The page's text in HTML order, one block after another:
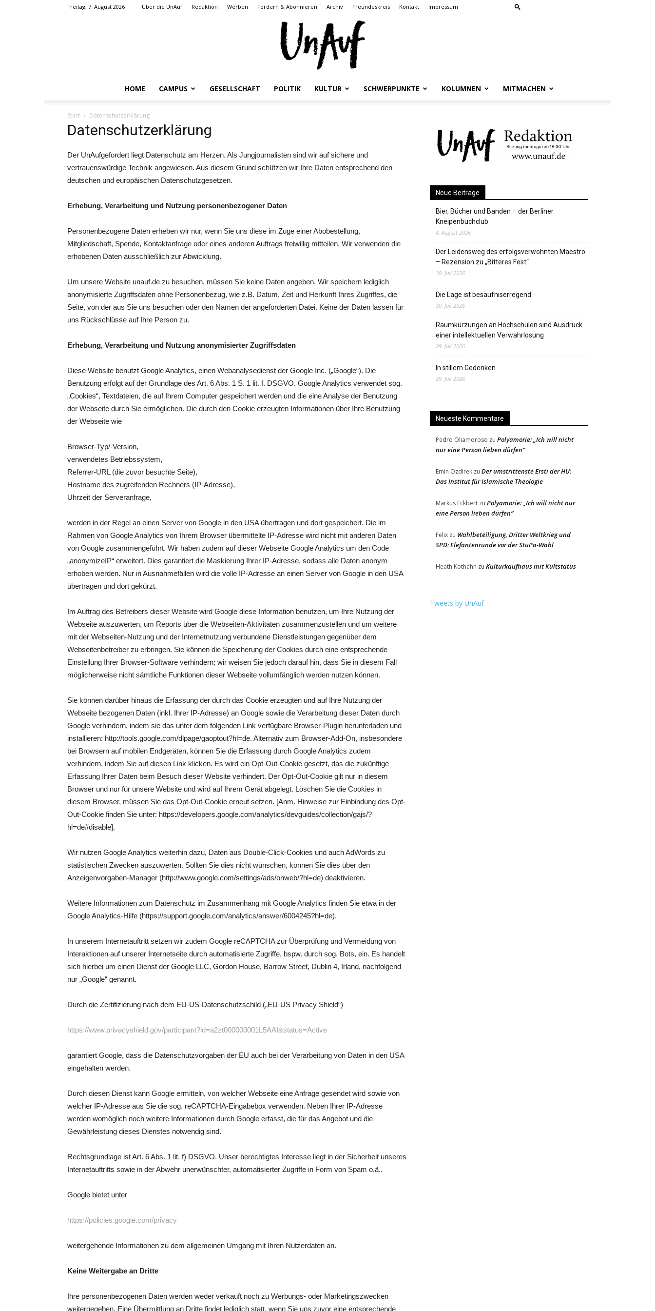
Freitag, 7. August 2026 Über die UnAuf Redaktion Werben Fördern & Abonnieren Archiv Freundeskreis Kontakt Impressum
ONLINE
|
Studierendenzeitung
HOME CAMPUS GESELLSCHAFT POLITIK KULTUR SCHWERPUNKTE KOLUMNEN MITMACHEN
Start Datenschutzerklärung
Datenschutzerklärung
Der UnAufgefordert liegt Datenschutz am Herzen. Als Jungjournalisten sind wir auf sichere und
vertrauenswürdige Technik angewiesen. Aus diesem Grund schützen wir Ihre Daten entsprechend den
deutschen und europäischen Datenschutzgesetzen.
Erhebung, Verarbeitung und Nutzung personenbezogener Daten
Personenbezogene Daten erheben wir nur, wenn Sie uns diese im Zuge einer Abobestellung,
Mitgliedschaft, Spende, Kontaktanfrage oder eines anderen Auftrags freiwillig mitteilen. Wir verwenden die
erhobenen Daten ausschließlich zur Abwicklung.
Um unsere Website unauf.de zu besuchen, müssen Sie keine Daten angeben. Wir speichern lediglich
anonymisierte Zugriffsdaten ohne Personenbezug, wie z.B. Datum, Zeit und Herkunft Ihres Zugriffes, die
Seite, von der aus Sie uns besuchen oder den Namen der angeforderten Datei. Keine der Daten lassen für
uns Rückschlüsse auf Ihre Person zu.
Erhebung, Verarbeitung und Nutzung anonymisierter Zugriffsdaten
Diese Website benutzt Google Analytics, einen Webanalysedienst der Google Inc. („Google“). Die
Benutzung erfolgt auf der Grundlage des Art. 6 Abs. 1 S. 1 lit. f. DSGVO. Google Analytics verwendet sog.
„Cookies“, Textdateien, die auf Ihrem Computer gespeichert werden und die eine Analyse der Benutzung
der Webseite durch Sie ermöglichen. Die durch den Cookie erzeugten Informationen über Ihre Benutzung
der Webseite wie
Browser-Typ/-Version,
verwendetes Betriebssystem,
Referrer-URL (die zuvor besuchte Seite),
Hostname des zugreifenden Rechners (IP-Adresse),
Uhrzeit der Serveranfrage,
werden in der Regel an einen Server von Google in den USA übertragen und dort gespeichert. Die im
Rahmen von Google Analytics von Ihrem Browser übermittelte IP-Adresse wird nicht mit anderen Daten
von Google zusammengeführt. Wir haben zudem auf dieser Webseite Google Analytics um den Code
„anonymizeIP“ erweitert. Dies garantiert die Maskierung Ihrer IP-Adresse, sodass alle Daten anonym
erhoben werden. Nur in Ausnahmefällen wird die volle IP-Adresse an einen Server von Google in den USA
übertragen und dort gekürzt.
Im Auftrag des Betreibers dieser Website wird Google diese Information benutzen, um Ihre Nutzung der
Webseite auszuwerten, um Reports über die Webseiten-Aktivitäten zusammenzustellen und um weitere
mit der Webseiten-Nutzung und der Internetnutzung verbundene Dienstleistungen gegenüber dem
Webseitenbetreiber zu erbringen. Sie können die Speicherung der Cookies durch eine entsprechende
Einstellung Ihrer Browser-Software verhindern; wir weisen Sie jedoch darauf hin, dass Sie in diesem Fall
möglicherweise nicht sämtliche Funktionen dieser Webseite vollumfänglich werden nutzen können.
Sie können darüber hinaus die Erfassung der durch das Cookie erzeugten und auf Ihre Nutzung der
Webseite bezogenen Daten (inkl. Ihrer IP-Adresse) an Google sowie die Verarbeitung dieser Daten durch
Google verhindern, indem sie das unter dem folgenden Link verfügbare Browser-Plugin herunterladen und
installieren: http://tools.google.com/dlpage/gaoptout?hl=de. Alternativ zum Browser-Add-On, insbesondere
bei Browsern auf mobilen Endgeräten, können Sie die Erfassung durch Google Analytics zudem
verhindern, indem Sie auf diesen Link klicken. Es wird ein Opt-Out-Cookie gesetzt, das die zukünftige
Erfassung Ihrer Daten beim Besuch dieser Website verhindert. Der Opt-Out-Cookie gilt nur in diesem
Browser und nur für unsere Website und wird auf Ihrem Gerät abgelegt. Löschen Sie die Cookies in
diesem Browser, müssen Sie das Opt-Out-Cookie erneut setzen. [Anm. Hinweise zur Einbindung des Opt-
Out-Cookie finden Sie unter: https://developers.google.com/analytics/devguides/collection/gajs/?
hl=de#disable].
Wir nutzen Google Analytics weiterhin dazu, Daten aus Double-Click-Cookies und auch AdWords zu
statistischen Zwecken auszuwerten. Sollten Sie dies nicht wünschen, können Sie dies über den
Anzeigenvorgaben-Manager (http://www.google.com/settings/ads/onweb/?hl=de) deaktivieren.
Weitere Informationen zum Datenschutz im Zusammenhang mit Google Analytics finden Sie etwa in der
Google Analytics-Hilfe (https://support.google.com/analytics/answer/6004245?hl=de).
In unserem Internetauftritt setzen wir zudem Google reCAPTCHA zur Überprüfung und Vermeidung von
Interaktionen auf unserer Internetseite durch automatisierte Zugriffe, bspw. durch sog. Bots, ein. Es handelt
sich hierbei um einen Dienst der Google LLC, Gordon House, Barrow Street, Dublin 4, Irland, nachfolgend
nur „Google“ genannt.
Durch die Zertifizierung nach dem EU-US-Datenschutzschild („EU-US Privacy Shield“)
https://www.privacyshield.gov/participant?id=a2zt000000001L5AAI&status=Active
garantiert Google, dass die Datenschutzvorgaben der EU auch bei der Verarbeitung von Daten in den USA
eingehalten werden.
Durch diesen Dienst kann Google ermitteln, von welcher Webseite eine Anfrage gesendet wird sowie von
welcher IP-Adresse aus Sie die sog. reCAPTCHA-Eingabebox verwenden. Neben Ihrer IP-Adresse
werden womöglich noch weitere Informationen durch Google erfasst, die für das Angebot und die
Gewährleistung dieses Dienstes notwendig sind.
Rechtsgrundlage ist Art. 6 Abs. 1 lit. f) DSGVO. Unser berechtigtes Interesse liegt in der Sicherheit unseres
Internetauftritts sowie in der Abwehr unerwünschter, automatisierter Zugriffe in Form von Spam o.ä..
Google bietet unter
https://policies.google.com/privacy
weitergehende Informationen zu dem allgemeinen Umgang mit Ihren Nutzerdaten an.
Keine Weitergabe an Dritte
Ihre personenbezogenen Daten werden weder verkauft noch zu Werbungs- oder Marketingszwecken
weitergegeben. Eine Übermittlung an Dritte findet lediglich statt, wenn Sie uns zuvor eine entsprechende
Neue Beiträge
Bier, Bücher und Banden – der Berliner
Kneipenbuchclub
4. August 2026
Der Leidensweg des erfolgsverwöhnten Maestro
– Rezension zu „Bitteres Fest“
30. Juli 2026
Die Lage ist besäufniserregend
30. Juli 2026
Raumkürzungen an Hochschulen sind Ausdruck
einer intellektuellen Verwahrlosung
29. Juli 2026
In stillem Gedenken
29. Juli 2026
Neueste Kommentare
Pedro Oliamoroso zu Polyamorie: „Ich will nicht
nur eine Person lieben dürfen“
Emin Özdirek zu Der umstrittenste Ersti der HU:
Das Institut für Islamische Theologie
Markus Eckbert zu Polyamorie: „Ich will nicht nur
eine Person lieben dürfen“
Felix zu Wahlbeteiligung, Dritter Weltkrieg und
SPD: Elefantenrunde vor der StuPa-Wahl
Heath Kothahn zu Kulturkaufhaus mit Kultstatus
Tweets by UnAuf